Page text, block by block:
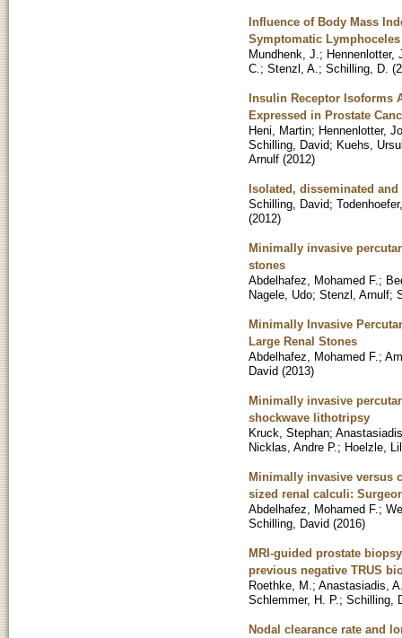
Influence of Body Mass
Symptomatic
Mundhenk, J. ; Hennenlotter,
C. ; Stenzl, A. ; Schilling, D. (
Insulin Receptor Isoforms
Expressed in Prostate
Heni, Martin; Hennenlotter,
Schilling, David; Kuehs,
Arnulf (2012)
Isolated, disseminated
Schilling, David;
(2012)
Minimally invasive
stones
Abdelhafez, Mohamed F. ;
Nagele, Udo; Stenzl, Arnulf;
Minimally Invasive
Large Renal Stones
Abdelhafez, Mohamed F. ;
David (2013)
Minimally invasive
shockwave lithotripsy
Kruck, Stephan;
Nicklas, Andre P. ; Hoelzle,
Minimally invasive versus
sized renal calculi:
Abdelhafez, Mohamed F. ;
Schilling, David (2016)
MRI-guided prostate
previous negative TRUS
Roethke, M. ; Anastasiadis,
Schlemmer, H. P. ; Schilling,
Nodal clearance rate and